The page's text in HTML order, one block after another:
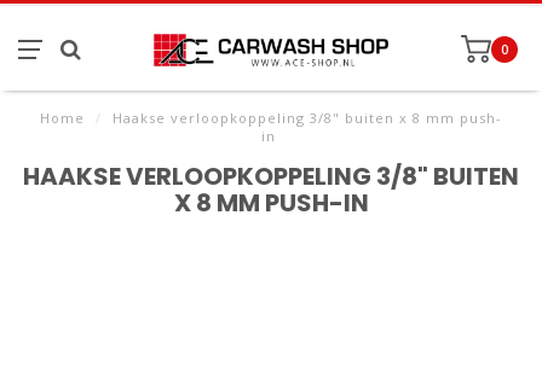
0
Home /
Haakse verloopkoppeling 3/8" buiten x 8 mm push-
in
HAAKSE VERLOOPKOPPELING 3/8" BUITEN
X 8 MM PUSH-IN